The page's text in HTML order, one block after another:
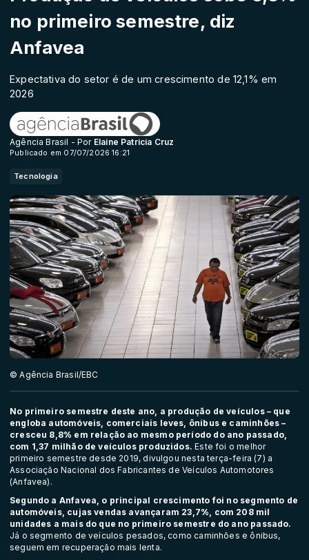
no primeiro semestre, diz
Anfavea
Expectativa do setor é de um crescimento de 12,1% em
2026
Agência Brasil - Por Elaine Patricia Cruz
Publicado em 07/07/2026 16:21
Tecnologia
© Agência Brasil/EBC
No primeiro semestre deste ano, a produção de veículos – que
engloba automóveis, comerciais leves, ônibus e caminhões –
cresceu 8,8% em relação ao mesmo período do ano passado,
com 1,37 milhão de veículos produzidos.Este foi o melhor
primeiro semestre desde 2019, divulgou nesta terça-feira (7) a
Associação Nacional dos Fabricantes de Veículos Automotores
(Anfavea).
Segundo a Anfavea, o principal crescimento foi no segmento de
automóveis, cujas vendas avançaram 23,7%, com 208 mil
unidades a mais do que no primeiro semestre do ano passado.
Já o segmento de veículos pesados, como caminhões e ônibus,
seguem em recuperação mais lenta.